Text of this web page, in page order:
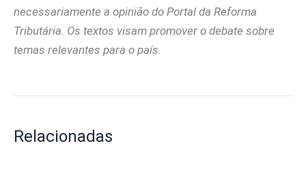
necessariamente a opinião do Portal da Reforma
Tributária. Os textos visam promover o debate sobre
temas relevantes para o país.
Relacionadas